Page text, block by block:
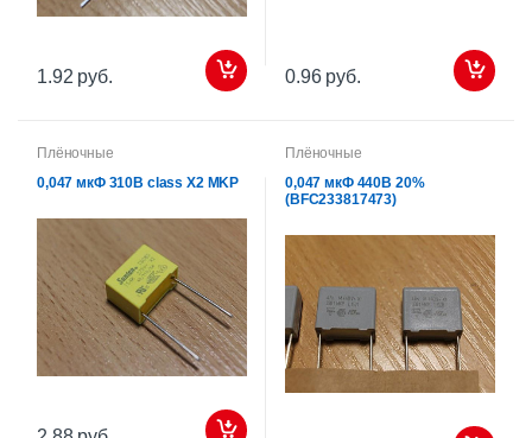
1.92 руб. 0.96 руб.
Плёночные
0,047 мкФ 310В сlass X2 MKP
Плёночные
0,047 мкФ 440В 20%
(BFC233817473)